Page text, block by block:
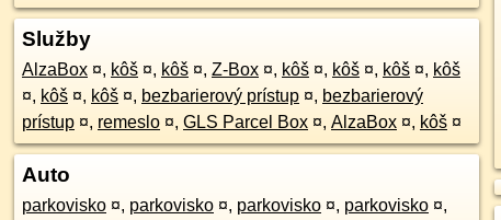
Služby
AlzaBox ¤, kôš ¤, kôš ¤, Z-Box ¤, kôš ¤, kôš ¤, kôš ¤, kôš
¤, kôš ¤, kôš ¤, bezbarierový prístup ¤, bezbarierový
prístup ¤, remeslo ¤, GLS Parcel Box ¤, AlzaBox ¤, kôš ¤
Auto
parkovisko ¤, parkovisko ¤, parkovisko ¤, parkovisko ¤,